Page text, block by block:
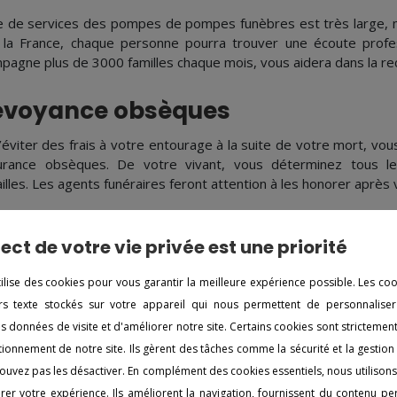
de services des pompes de pompes funèbres est très large,
France, chaque personne pourra trouver une écoute
plus de 3000 familles chaque mois, vous aidera dans la
obsèques
des frais à votre entourage à la suite de votre mort,
obsèques. De votre vivant, vous déterminez tous
Les agents funéraires feront attention à les honorer après
funérailles
coûts doivent être anticipés pour la préparation de
et les monuments. De quelle façon trouver les meilleurs
sur internet de la société Comitam, vous obtenez
pour la mise en place de funérailles à Labastide-Saint-
Saint-Pierre avec ce service gratuit qui vous permettra
de votre vie privée est une priorité
des cookies pour vous garantir la meilleure expérience possible. Les
texte stockés sur votre appareil qui nous permettent de
données de visite et d'améliorer notre site. Certains cookies sont
de notre site. Ils gèrent des tâches comme la sécurité et la gestion
pas les désactiver. En complément des cookies essentiels, nous
votre expérience. Ils améliorent la navigation, fournissent du contenu